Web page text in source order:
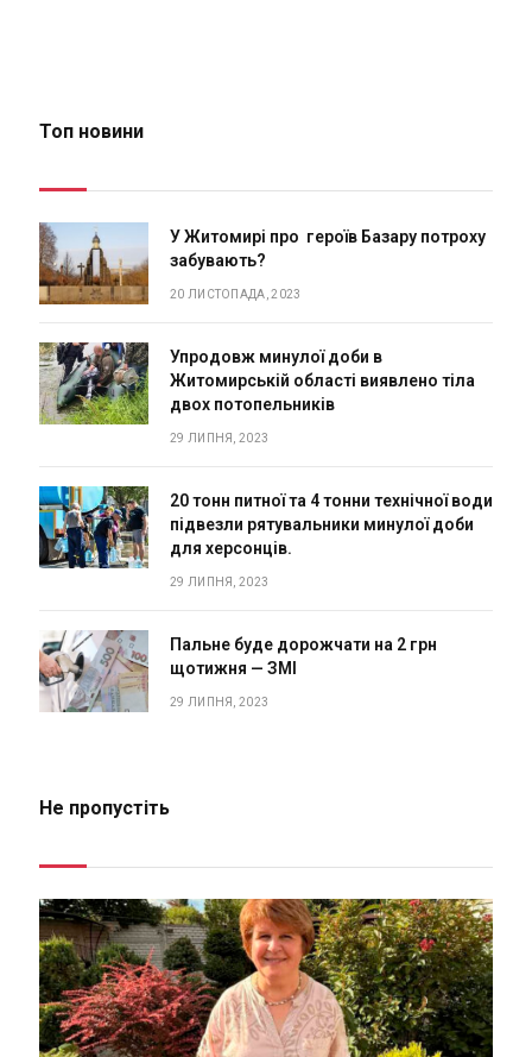
Топ новини
У Житомирі про героїв Базару потроху
забувають?
20 ЛИСТОПАДА, 2023
Упродовж минулої доби в
Житомирській області виявлено тіла
двох потопельників
29 ЛИПНЯ, 2023
20 тонн питної та 4 тонни технічної води
підвезли рятувальники минулої доби
для херсонців.
29 ЛИПНЯ, 2023
Пальне буде дорожчати на 2 грн
щотижня — ЗМІ
29 ЛИПНЯ, 2023
Не пропустіть